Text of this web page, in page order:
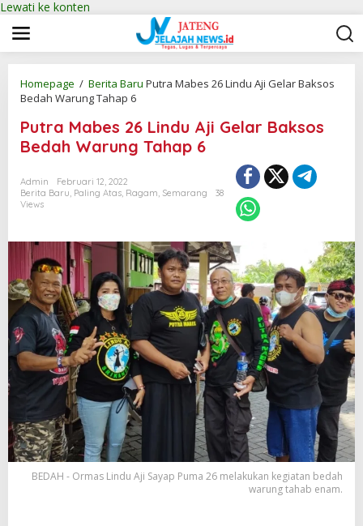
Lewati ke konten
Homepage / Berita Baru Putra Mabes 26 Lindu Aji Gelar Baksos
Bedah Warung Tahap 6
Putra Mabes 26 Lindu Aji Gelar Baksos
Bedah Warung Tahap 6
Admin
Februari 12, 2022
Berita Baru, Paling Atas, Ragam, Semarang
38
Views
BEDAH - Ormas Lindu Aji Sayap Puma 26 melakukan kegiatan bedah
warung tahab enam.